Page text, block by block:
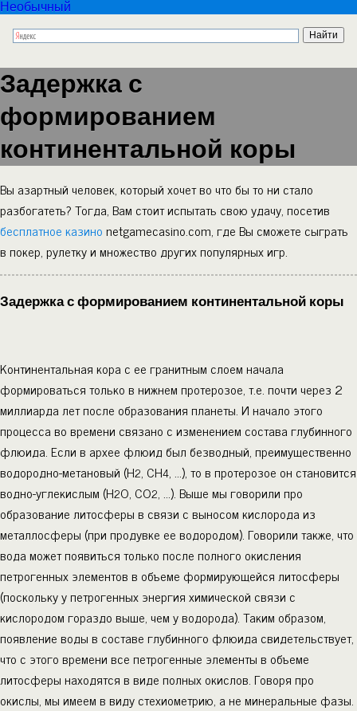
Необычный
Задержка с
формированием
континентальной коры
Вы азартный человек, который хочет во что бы то ни стало
разбогатеть? Тогда, Вам стоит испытать свою удачу, посетив
бесплатное казиноnetgamecasino.com, где Вы сможете сыграть
в покер, рулетку и множество других популярных игр.
Задержка с формированием континентальной коры
Континентальная кора с ее гранитным слоем начала
формироваться только в нижнем протерозое, т.е. почти через 2
миллиарда лет после образования планеты. И начало этого
процесса во времени связано с изменением состава глубинного
флюида. Если в архее флюид был безводный, преимущественно
водородно-метановый (Н2, СН4, …), то в протерозое он становится
водно-углекислым (Н2О, СО2, …). Выше мы говорили про
образование литосферы в связи с выносом кислорода из
металлосферы (при продувке ее водородом). Говорили также, что
вода может появиться только после полного окисления
петрогенных элементов в объеме формирующейся литосферы
(поскольку у петрогенных энергия химической связи с
кислородом гораздо выше, чем у водорода). Таким образом,
появление воды в составе глубинного флюида свидетельствует,
что с этого времени все петрогенные элементы в объеме
литосферы находятся в виде полных окислов. Говоря про
окислы, мы имеем в виду стехиометрию, а не минеральные фазы.